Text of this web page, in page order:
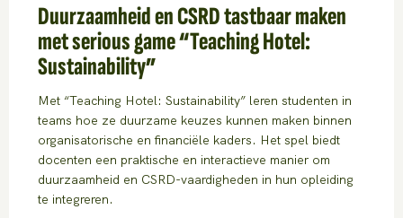
Duurzaamheid en CSRD tastbaar maken
met serious game “Teaching Hotel:
Sustainability”
Met “Teaching Hotel: Sustainability” leren studenten in
teams hoe ze duurzame keuzes kunnen maken binnen
organisatorische en financiële kaders. Het spel biedt
docenten een praktische en interactieve manier om
duurzaamheid en CSRD-vaardigheden in hun opleiding
te integreren.